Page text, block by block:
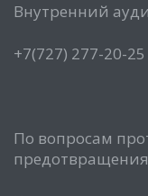
Внутренний
+7(727) 277-20-
По вопросам